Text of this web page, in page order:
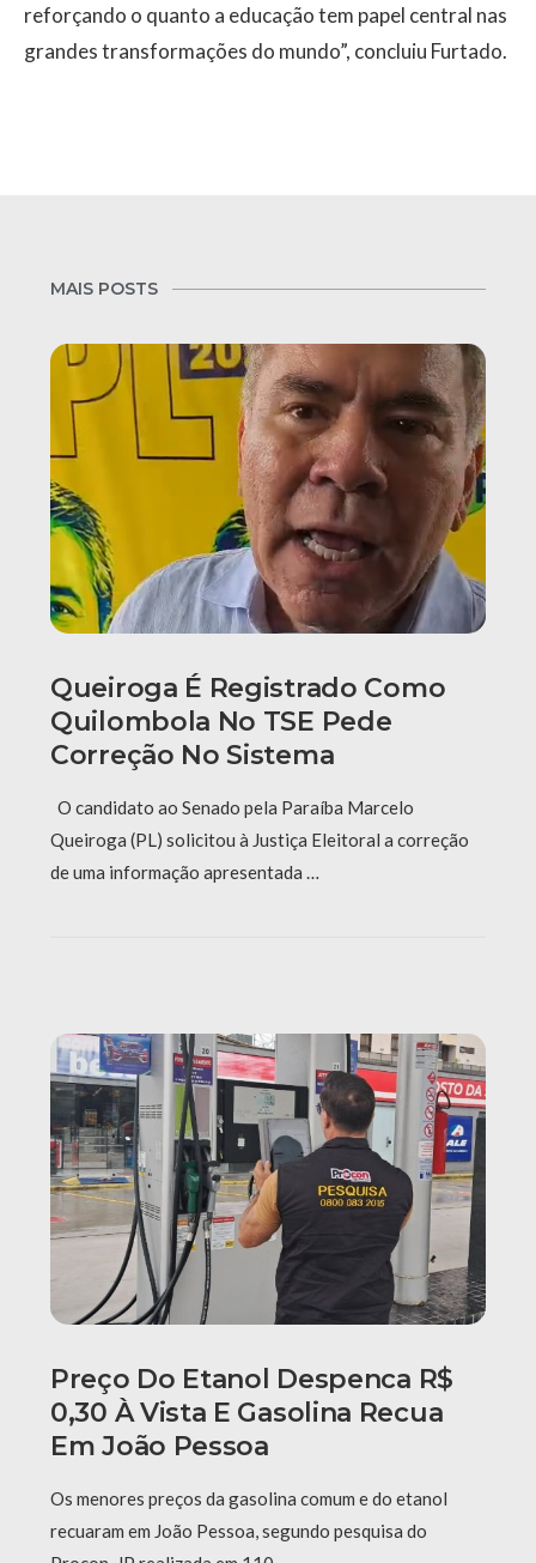
reforçando o quanto a educação tem papel central nas
grandes transformações do mundo”, concluiu Furtado.
MAIS POSTS
Queiroga É Registrado Como
Quilombola No TSE Pede
Correção No Sistema
O candidato ao Senado pela Paraíba Marcelo
Queiroga (PL) solicitou à Justiça Eleitoral a correção
de uma informação apresentada …
Preço Do Etanol Despenca R$
0,30 À Vista E Gasolina Recua
Em João Pessoa
Os menores preços da gasolina comum e do etanol
recuaram em João Pessoa, segundo pesquisa do